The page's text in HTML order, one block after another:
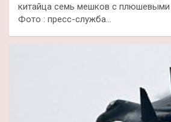
китайца семь мешков с
Фото : пресс-служба…